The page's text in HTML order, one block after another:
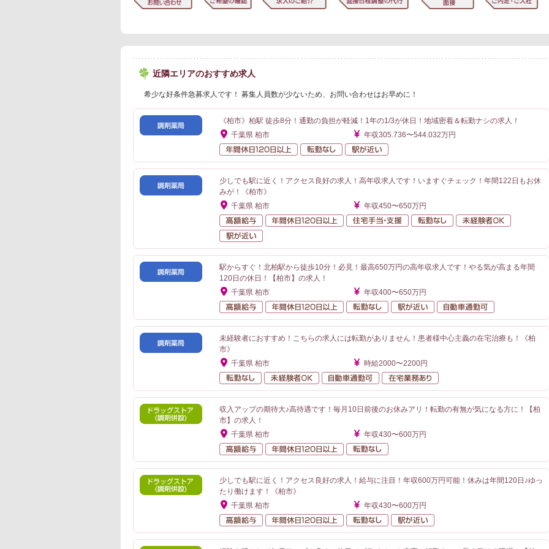
近隣エリアのおすすめ求人
希少な好条件急募求人です！ 募集人員数が少ないため、お問い合わせはお早めに！
《柏市》柏駅 徒歩8分！通勤の負担が軽減！1年の1/3が休日！地域密着＆転勤ナシの求人！
千葉県 柏市
年収305.736〜544.032万円
年間休日120日以上
転勤なし
少しでも駅に近く！アクセス良好の求人！高年収求人です！いますぐチェック！年間122日もお休
みが！《柏市》
千葉県 柏市
年収450〜650万円
高額給与
年間休日120日以上 住宅手当・支援 転勤なし
駅からすぐ！北柏駅から徒歩10分！必見！最高650万円の高年収求人です！やる気が高まる年間
120日の休日！【柏市】の求人！
千葉県 柏市
年収400〜650万円
高額給与
年間休日120日以上
転勤なし 駅が近い
未経験者におすすめ！こちらの求人には転勤がありません！患者様中心主義の在宅治療も！《柏
市》
千葉県 柏市
時給2000〜2200円
転勤なし
未経験者OK 自動車通勤可
収入アップの期待大♪高待遇です！毎月10日前後のお休みアリ！転勤の有無が気になる方に！【柏
市】の求人！
千葉県 柏市
年収430〜600万円
高額給与
年間休日120日以上
少しでも駅に近く！アクセス良好の求人！給与に注目！年収600万円可能！休みは年間120日♪ゆっ
たり働けます！《柏市》
千葉県 柏市
年収430〜600万円
高額給与
年間休日120日以上
転勤なし